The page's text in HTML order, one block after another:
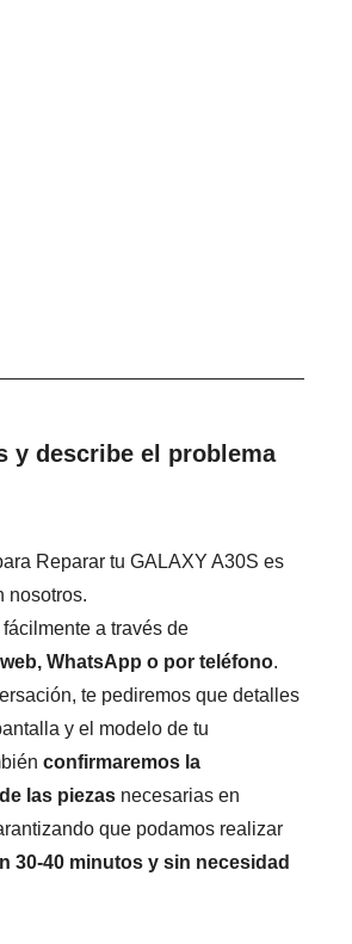
y describe el problema
Reparar tu GALAXY A30S es
nosotros.
a través de
WhatsApp o por teléfono.
te pediremos que detalles
y el modelo de tu
confirmaremos la
las piezas necesarias en
que podamos realizar
30-40 minutos y sin necesidad